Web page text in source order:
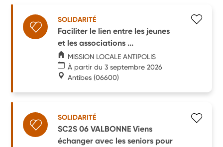
SOLIDARITÉ
Faciliter le lien entre les jeunes
et les associations ...
MISSION LOCALE ANTIPOLIS
À partir du 3 septembre 2026
Antibes (06600)
SOLIDARITÉ
SC2S 06 VALBONNE Viens
échanger avec les seniors pour